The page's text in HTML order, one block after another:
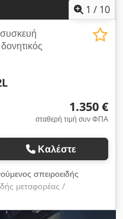
τα εξαρτήματα 2)
στο μπολ διαλογής
έτσι τα εξαρτήματα σε
1 / 10
1.350 €
σταθερή τιμή συν ΦΠΑ
Καλέστε
σπειροειδής
μεταφορέας /
κάδος, διαλογέας /
για τεχνολογία